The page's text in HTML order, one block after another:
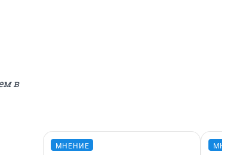
в
МНЕНИЕ